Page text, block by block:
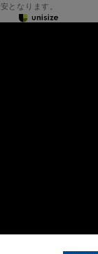
となります。